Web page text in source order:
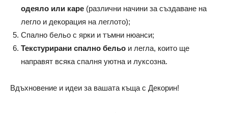
одеяло или каре (различни начини за създаване на
легло и декорация на леглото);
Спално бельо с ярки и тъмни нюанси;
Текстурирани спално бельо и легла, които ще
направят всяка спалня уютна и луксозна.
Вдъхновение и идеи за вашата къща с Декорин!